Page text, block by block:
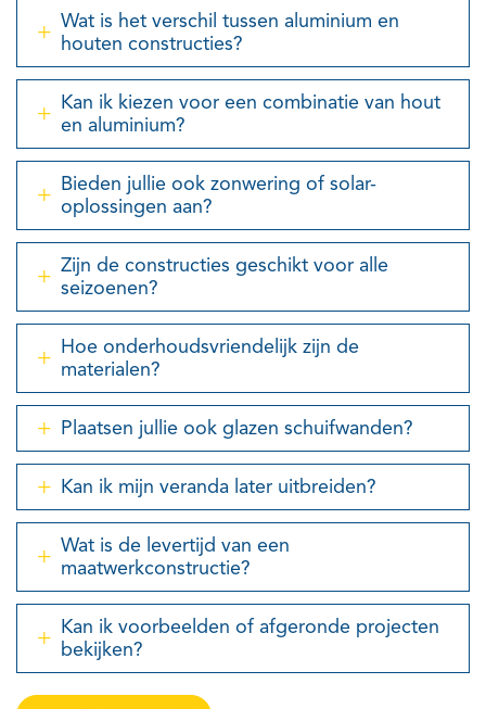
Wat is het verschil tussen aluminium en
houten constructies?
Kan ik kiezen voor een combinatie van hout
en aluminium?
Bieden jullie ook zonwering of solar-
oplossingen aan?
Zijn de constructies geschikt voor alle
seizoenen?
Hoe onderhoudsvriendelijk zijn de
materialen?
Plaatsen jullie ook glazen schuifwanden?
Kan ik mijn veranda later uitbreiden?
Wat is de levertijd van een
maatwerkconstructie?
Kan ik voorbeelden of afgeronde projecten
bekijken?